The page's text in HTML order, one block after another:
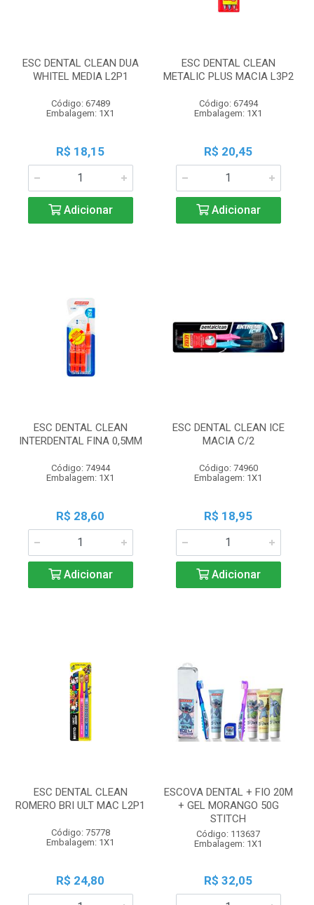
ESC DENTAL CLEAN DUA
WHITEL MEDIA L2P1
Código: 67489
Embalagem: 1X1
R$ 18,15
Adicionar
ESC DENTAL CLEAN
METALIC PLUS MACIA L3P2
Código: 67494
Embalagem: 1X1
R$ 20,45
Adicionar
ESC DENTAL CLEAN
INTERDENTAL FINA 0,5MM
Código: 74944
Embalagem: 1X1
R$ 28,60
Adicionar
ESC DENTAL CLEAN ICE
MACIA C/2
Código: 74960
Embalagem: 1X1
R$ 18,95
Adicionar
ESC DENTAL CLEAN
ROMERO BRI ULT MAC L2P1
Código: 75778
Embalagem: 1X1
R$ 24,80
ESCOVA DENTAL + FIO 20M
+ GEL MORANGO 50G
STITCH
Código: 113637
Embalagem: 1X1
R$ 32,05